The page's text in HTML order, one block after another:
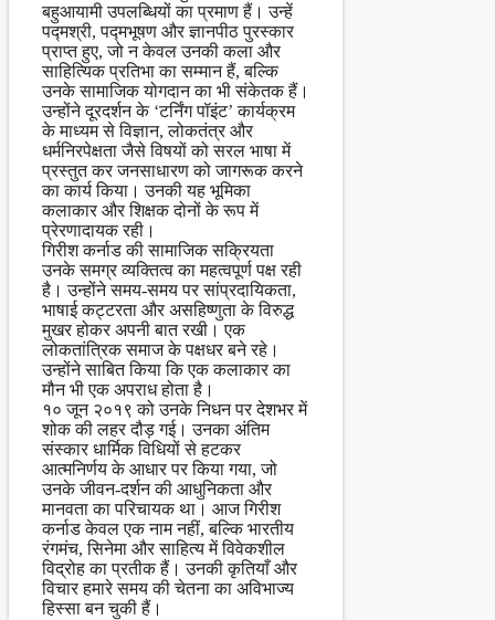
बहुआयामी उपलब्धियों का प्रमाण हैं। उन्हें
पद्मश्री, पद्मभूषण और ज्ञानपीठ पुरस्कार
प्राप्त हुए, जो न केवल उनकी कला और
साहित्यिक प्रतिभा का सम्मान हैं, बल्कि
उनके सामाजिक योगदान का भी संकेतक हैं।
उन्होंने दूरदर्शन के ‘टर्निंग पॉइंट’ कार्यक्रम
के माध्यम से विज्ञान, लोकतंत्र और
धर्मनिरपेक्षता जैसे विषयों को सरल भाषा में
प्रस्तुत कर जनसाधारण को जागरूक करने
का कार्य किया। उनकी यह भूमिका
कलाकार और शिक्षक दोनों के रूप में
प्रेरणादायक रही।
गिरीश कर्नाड की सामाजिक सक्रियता
उनके समग्र व्यक्तित्व का महत्वपूर्ण पक्ष रही
है। उन्होंने समय-समय पर सांप्रदायिकता,
भाषाई कट्टरता और असहिष्णुता के विरुद्ध
मुखर होकर अपनी बात रखी। एक
लोकतांत्रिक समाज के पक्षधर बने रहे।
उन्होंने साबित किया कि एक कलाकार का
मौन भी एक अपराध होता है।
१० जून २०१९ को उनके निधन पर देशभर में
शोक की लहर दौड़ गई। उनका अंतिम
संस्कार धार्मिक विधियों से हटकर
आत्मनिर्णय के आधार पर किया गया, जो
उनके जीवन-दर्शन की आधुनिकता और
मानवता का परिचायक था। आज गिरीश
कर्नाड केवल एक नाम नहीं, बल्कि भारतीय
रंगमंच, सिनेमा और साहित्य में विवेकशील
विद्रोह का प्रतीक हैं। उनकी कृतियाँ और
विचार हमारे समय की चेतना का अविभाज्य
हिस्सा बन चुकी हैं।